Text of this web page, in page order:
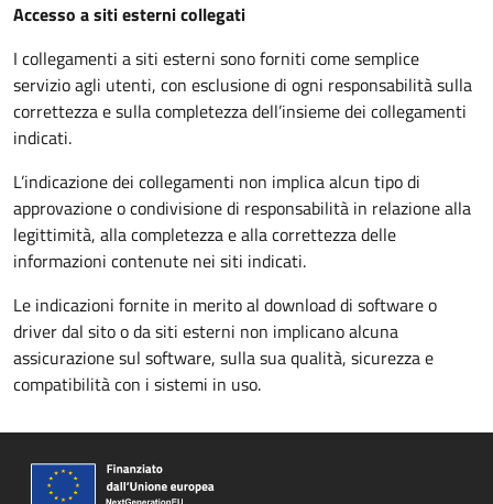
Accesso a siti esterni collegati
I collegamenti a siti esterni sono forniti come semplice
servizio agli utenti, con esclusione di ogni responsabilità sulla
correttezza e sulla completezza dell’insieme dei collegamenti
indicati.
L’indicazione dei collegamenti non implica alcun tipo di
approvazione o condivisione di responsabilità in relazione alla
legittimità, alla completezza e alla correttezza delle
informazioni contenute nei siti indicati.
Le indicazioni fornite in merito al download di software o
driver dal sito o da siti esterni non implicano alcuna
assicurazione sul software, sulla sua qualità, sicurezza e
compatibilità con i sistemi in uso.